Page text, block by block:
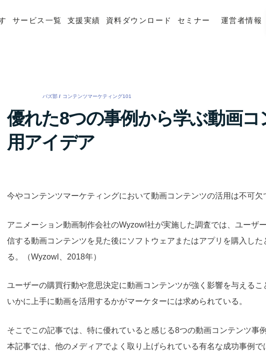
サービス一覧 支援実績 資料ダウンロード セミナー 運営者情報
バズ部 / コンテンツマーケティング101
優れた8つの事例から学ぶ動画
用アイデア
今やコンテンツマーケティングにおいて動画コンテンツの活用は不可欠
アニメーション動画制作会社のWyzowl社が実施した調査では、ユーザ
信する動画コンテンツを見た後にソフトウェアまたはアプリを購入し
る。（Wyzowl、2018年）
ユーザーの購買行動や意思決定に動画コンテンツが強く影響を与える
いかに上手に動画を活用するかがマーケターには求められている。
そこでこの記事では、特に優れていると感じる8つの動画コンテンツ事
本記事では、他のメディアでよく取り上げられている有名な成功事例